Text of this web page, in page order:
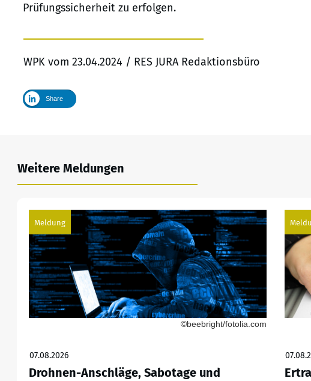
Prüfungssicherheit zu erfolgen.
WPK vom 23.04.2024 / RES JURA Redaktionsbüro
Share
Weitere Meldungen
Meldung
©beebright/fotolia.com
07.08.2026
Drohnen-Anschläge, Sabotage und